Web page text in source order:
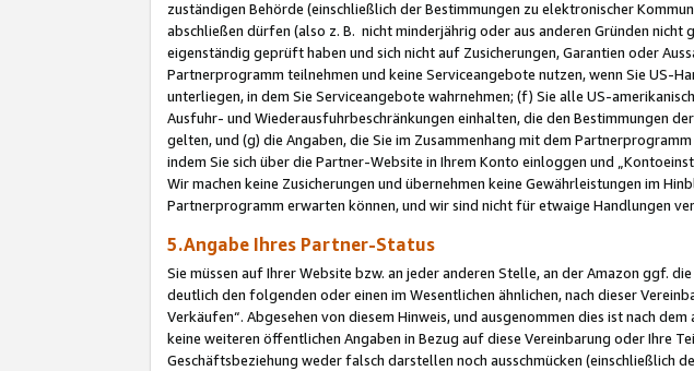
zuständigen Behörde (einschließlich der Bestimmungen zu elektronischer
abschließen dürfen (also z. B. nicht minderjährig oder aus anderen Gründen
eigenständig geprüft haben und sich nicht auf Zusicherungen, Garantien oder
Partnerprogramm teilnehmen und keine Serviceangebote nutzen, wenn Sie US-
unterliegen, in dem Sie Serviceangebote wahrnehmen; (f) Sie alle US-
Ausfuhr- und Wiederausfuhrbeschränkungen einhalten, die den Bestimmungen
gelten, und (g) die Angaben, die Sie im Zusammenhang mit dem
indem Sie sich über die Partner-Website in Ihrem Konto einloggen und
Wir machen keine Zusicherungen und übernehmen keine Gewährleistungen im
Partnerprogramm erwarten können, und wir sind nicht für etwaige Handlungen
5.Angabe Ihres Partner-Status
Sie müssen auf Ihrer Website bzw. an jeder anderen Stelle, an der Amazon ggf.
deutlich den folgenden oder einen im Wesentlichen ähnlichen, nach dieser
Verkäufen“. Abgesehen von diesem Hinweis, und ausgenommen dies ist nach
keine weiteren öffentlichen Angaben in Bezug auf diese Vereinbarung oder Ihre
Geschäftsbeziehung weder falsch darstellen noch ausschmücken